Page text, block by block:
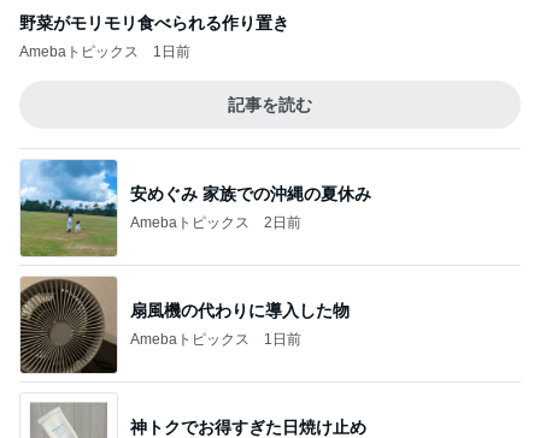
野菜がモリモリ食べられる作り置き
Amebaトピックス 1日前
記事を読む
安めぐみ 家族での沖縄の夏休み
Amebaトピックス 2日前
扇風機の代わりに導入した物
Amebaトピックス 1日前
神トクでお得すぎた日焼け止め